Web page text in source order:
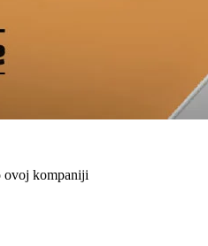
ovoj kompaniji